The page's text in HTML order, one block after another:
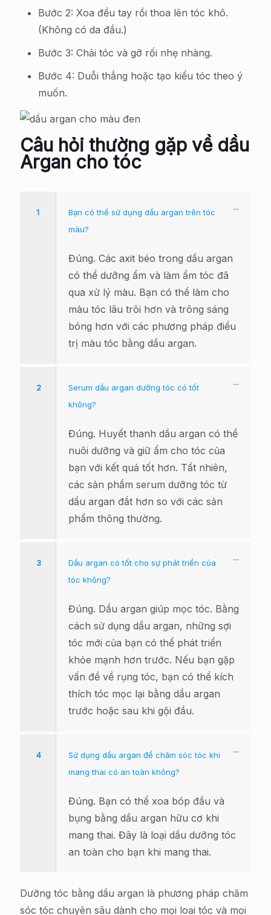
Bước 2: Xoa đều tay rồi thoa lên tóc khô.
(Không có da đầu.)
Bước 3: Chải tóc và gỡ rối nhẹ nhàng.
Bước 4: Duỗi thẳng hoặc tạo kiểu tóc theo ý
muốn.
Câu hỏi thường gặp về dầu
Argan cho tóc
1
Bạn có thể sử dụng dầu argan trên tóc
màu?
Đúng. Các axit béo trong dầu argan
có thể dưỡng ẩm và làm ẩm tóc đã
qua xử lý màu. Bạn có thể làm cho
màu tóc lâu trôi hơn và trông sáng
bóng hơn với các phương pháp điều
trị màu tóc bằng dầu argan.
2
Serum dầu argan dưỡng tóc có tốt
không?
Đúng. Huyết thanh dầu argan có thể
nuôi dưỡng và giữ ẩm cho tóc của
bạn với kết quả tốt hơn. Tất nhiên,
các sản phẩm serum dưỡng tóc từ
dầu argan đắt hơn so với các sản
phẩm thông thường.
3
Dầu argan có tốt cho sự phát triển của
tóc không?
Đúng. Dầu argan giúp mọc tóc. Bằng
cách sử dụng dầu argan, những sợi
tóc mới của bạn có thể phát triển
khỏe mạnh hơn trước. Nếu bạn gặp
vấn đề về rụng tóc, bạn có thể kích
thích tóc mọc lại bằng dầu argan
trước hoặc sau khi gội đầu.
4
Sử dụng dầu argan để chăm sóc tóc khi
mang thai có an toàn không?
Đúng. Bạn có thể xoa bóp đầu và
bụng bằng dầu argan hữu cơ khi
mang thai. Đây là loại dầu dưỡng tóc
an toàn cho bạn khi mang thai.
Dưỡng tóc bằng dầu argan là phương pháp chăm
sóc tóc chuyên sâu dành cho mọi loại tóc và mọi